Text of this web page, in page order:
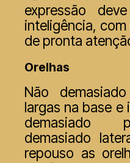
expressão
inteligência,
de pronta
Orelhas
Não
largas na base e
demasiado
demasiado
repouso as